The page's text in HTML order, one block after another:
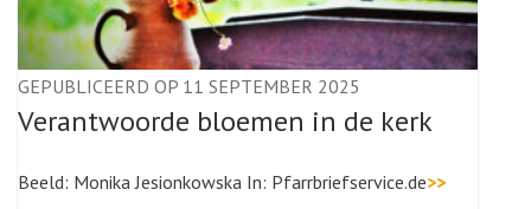
GEPUBLICEERD OP 11 SEPTEMBER 2025
Verantwoorde bloemen in de kerk
Beeld: Monika Jesionkowska In: Pfarrbriefservice.de>>